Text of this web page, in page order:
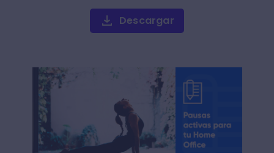
Descargar